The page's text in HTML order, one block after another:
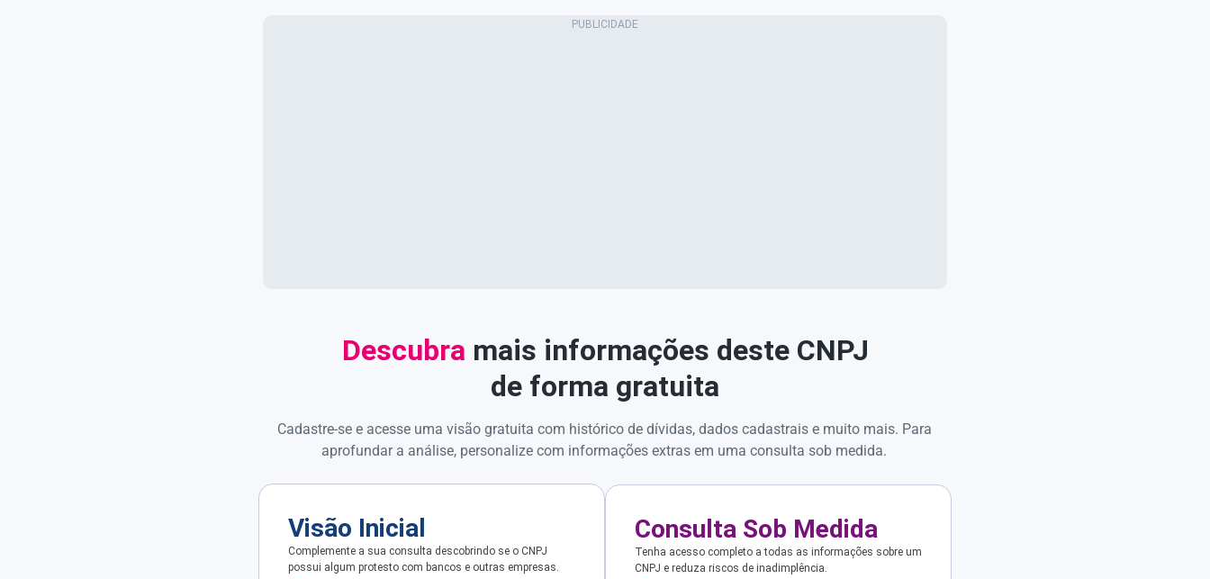
Descubra mais informações deste CNPJ
de forma gratuita
Cadastre-se e acesse uma visão gratuita com histórico de dívidas, dados cadastrais e muito mais. Para
aprofundar a análise, personalize com informações extras em uma consulta sob medida.
Visão Inicial
Complemente a sua consulta descobrindo se o CNPJ
possui algum protesto com bancos e outras empresas.
Consulta Sob Medida
Tenha acesso completo a todas as informações sobre um
CNPJ e reduza riscos de inadimplência.